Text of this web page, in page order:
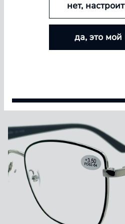
БОЛЬШЕ ЛИНЗ —
Покупайте контактные линзы
размер скидки —
нет,
да, это мой